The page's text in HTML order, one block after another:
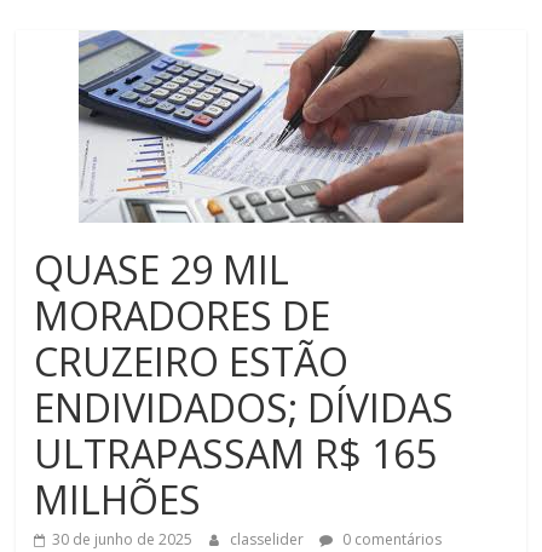
QUASE 29 MIL
MORADORES DE
CRUZEIRO ESTÃO
ENDIVIDADOS; DÍVIDAS
ULTRAPASSAM R$ 165
MILHÕES
30 de junho de 2025 classelider 0 comentários